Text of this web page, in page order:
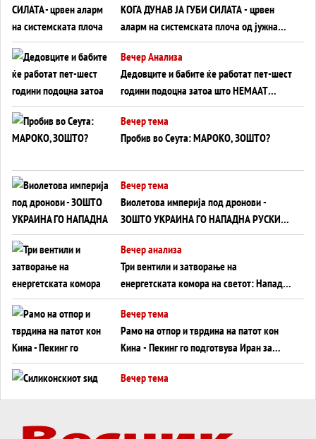
КОГА ДУНАВ ЈА ГУБИ СИЛАТА - црвен
аларм на системската плоча од јужна
Германија до Црното Море...
Вечер Анализа
Дедовците и бабите ќе работат пет-шест
години подоцна затоа што НЕМААТ
ВНУЦИ ДА ГИ ЗАМЕНАТ
Вечер тема
Пробив во Сеута: МАРОКО, ЗОШТО?
Вечер тема
Виолетова империја под дронови -
ЗОШТО УКРАИНА ГО НАПАДНА РУСКИОТ
WILDBERRIES
Вечер анализа
Три вентили и затворање на
енергетската комора на светот: Нападот
во Суец најавува глобален енергетски
инфаркт?
Вечер тема
Рамо на отпор и тврдина на патот кон
Кина - Пекинг го подготвува Иран за
американска копнена инвазија
Вечер тема